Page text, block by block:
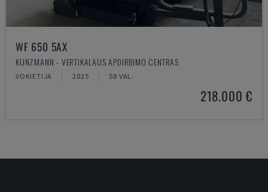
WF 650 5AX
KUNZMANN - VERTIKALAUS APDIRBIMO CENTRAS
VOKIETIJA 2025 58 VAL.
218.000 €